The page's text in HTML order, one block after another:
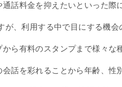
話料金を抑えたいといった際
が、利用する中で目にする機会
ら有料のスタンプまで様々な
話を彩れることから年齢、性